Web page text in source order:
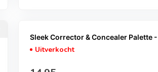
Sleek Corrector & Concealer Palette
Uitverkocht